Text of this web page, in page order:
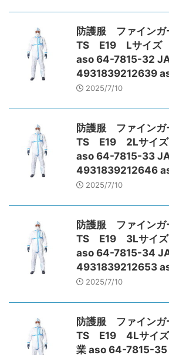
防護服 ファイン
TS E19 Lサイズ
aso 64-7815-32
4931839212639
2025/7/10
防護服 ファイン
TS E19 2Lサイ
aso 64-7815-33
4931839212646
2025/7/10
防護服 ファイン
TS E19 3Lサイ
aso 64-7815-34
4931839212653
2025/7/10
防護服 ファイン
TS E19 4Lサイ
業 aso 64-7815-35